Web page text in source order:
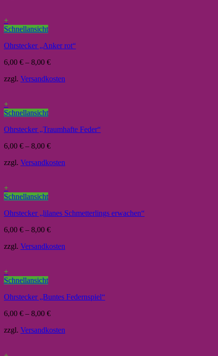
+
Schnellansicht
Ohrstecker „Anker rot“
6,00 € – 8,00 €
zzgl. Versandkosten
+
Schnellansicht
Ohrstecker „Traumhafte Feder“
6,00 € – 8,00 €
zzgl. Versandkosten
+
Schnellansicht
Ohrstecker „lilanes Schmetterlings erwachen“
6,00 € – 8,00 €
zzgl. Versandkosten
+
Schnellansicht
Ohrstecker „Buntes Federnspiel“
6,00 € – 8,00 €
zzgl. Versandkosten